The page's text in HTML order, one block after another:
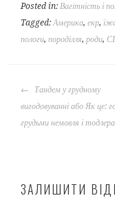
Posted in:Вагітність і
Tagged:Америка,екр,
пологи,породілля,роди,
POST
NAVIGATION
Тандем у грудному
вигодовуванні або Як це:
грудьми немовля і
ЗАЛИШИТИ